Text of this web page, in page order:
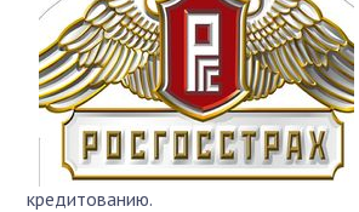
кредитованию.